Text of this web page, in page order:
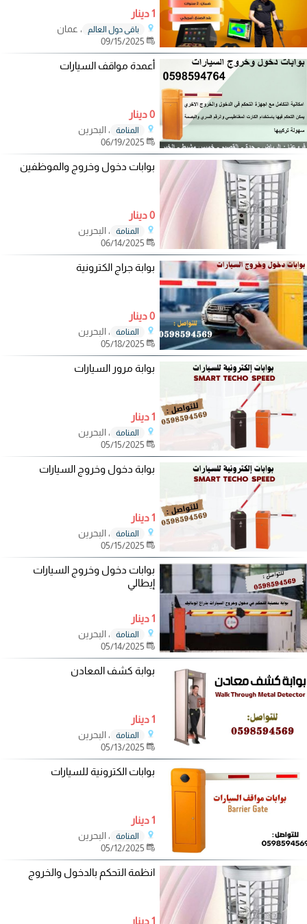
1 دينار
باقي دول العالم
، عمان
أعمدة مواقف السيارات
0 دينار
المنامة
، البحرين
بوابات دخول وخروج والموظفين
0 دينار
المنامة
، البحرين
بوابة جراج الكترونية
0 دينار
المنامة
، البحرين
بوابة مرور السيارات
1 دينار
المنامة
، البحرين
بوابة دخول وخروج السيارات
1 دينار
المنامة
، البحرين
بوابات دخول وخروج السيارات
إيطالي
1 دينار
المنامة
، البحرين
بوابة كشف المعادن
1 دينار
المنامة
، البحرين
بوابات الكترونية للسيارات
1 دينار
المنامة
، البحرين
انظمة التحكم بالدخول والخروج
1 دينار